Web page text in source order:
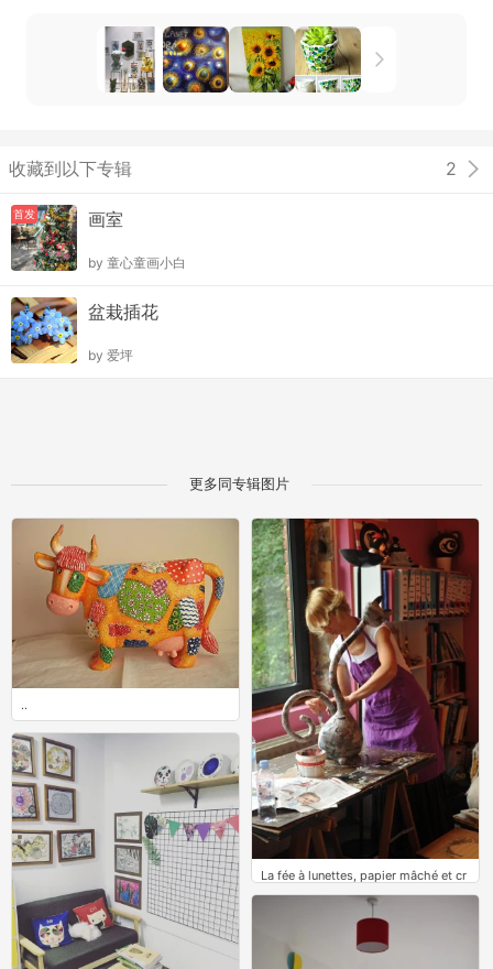
收藏到以下专辑 2
首发 画室
by 童心童画小白
盆栽插花
by 爱坪
更多同专辑图片
..
0
La fée à lunettes, papier mâché et cr
éation artistique